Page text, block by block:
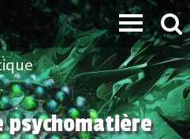
psychomatière